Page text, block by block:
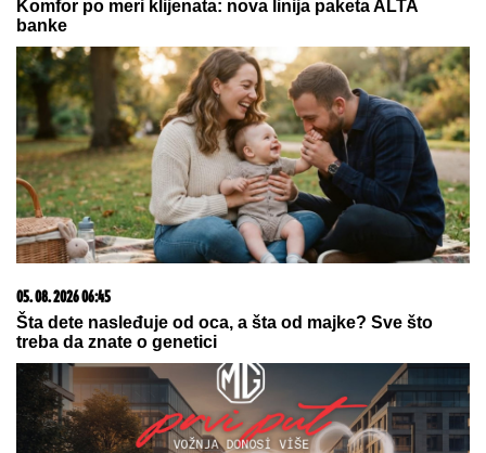
15. 07. 2026 07:44
Većina građana izgubi novac pre nego što stigne na
letovanje - ovih 7 troškova skoro niko ne planira
05. 08. 2026 14:12
Koliko visoku temperaturu ljudsko telo može da izdrži?